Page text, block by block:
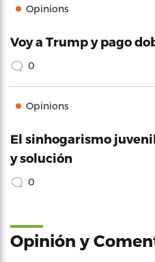
Opinions
Voy a Trump y pago
0
Opinions
El sinhogarismo
y solución
0
Opinión y